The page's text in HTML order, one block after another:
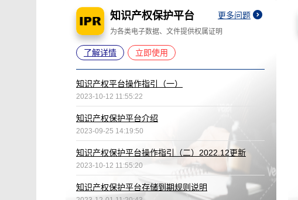
知识产权保护平台 更多问题
为各类电子数据、文件提供权属证明
了解详情 立即使用
知识产权平台操作指引（一）
2023-10-12 11:55:22
知识产权保护平台介绍
2023-09-25 14:19:50
知识产权保护平台操作指引（二）2022.12更新
2023-10-12 11:55:20
知识产权保护平台存储到期规则说明